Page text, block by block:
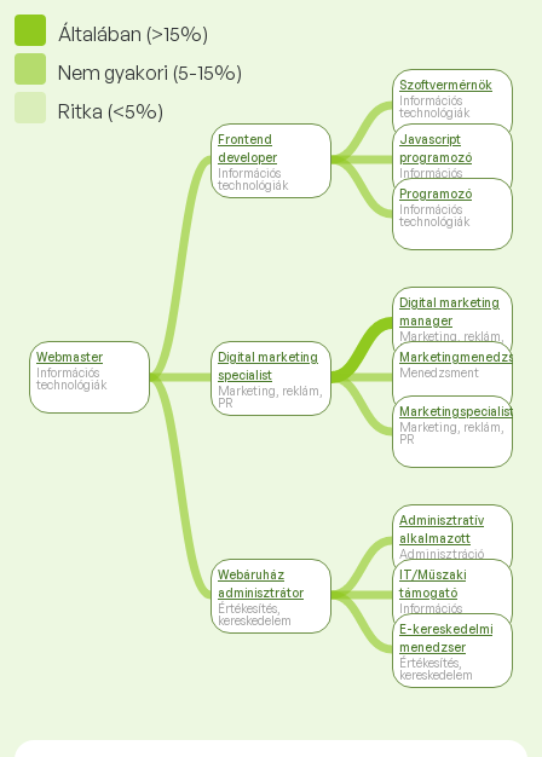
Általában (>15%)
Nem gyakori (5-15%)
Ritka (<5%)
Webmaster
Információs
technológiák
Frontend
developer
Információs
technológiák
Digital marketing
specialist
Marketing, reklám,
PR
Webáruház
adminisztrátor
Értékesítés,
kereskedelem
Szoftvermérnök
Információs
technológiák
Javascript
programozó
Információs
technológiák
Programozó
Információs
technológiák
Digital marketing
manager
Marketing, reklám,
PR
Marketingmenedzser
Menedzsment
Marketingspecialista
Marketing, reklám,
PR
Adminisztratív
alkalmazott
Adminisztráció
IT/Műszaki
támogató
Információs
technológiák
E-kereskedelmi
menedzser
Értékesítés,
kereskedelem